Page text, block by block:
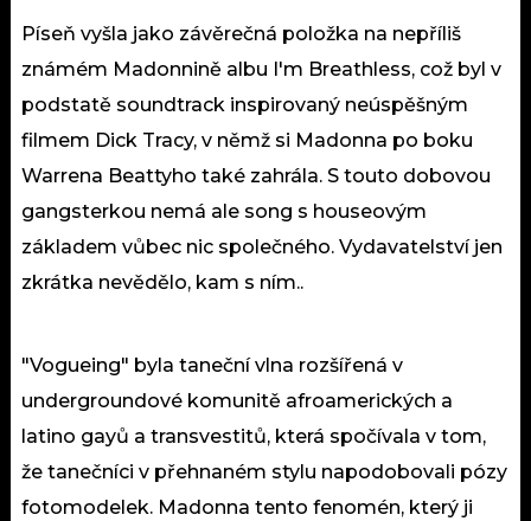
Píseň vyšla jako závěrečná položka na nepříliš
známém Madonnině albu I'm Breathless, což byl v
podstatě soundtrack inspirovaný neúspěšným
filmem Dick Tracy, v němž si Madonna po boku
Warrena Beattyho také zahrála. S touto dobovou
gangsterkou nemá ale song s houseovým
základem vůbec nic společného. Vydavatelství jen
zkrátka nevědělo, kam s ním..
"Vogueing" byla taneční vlna rozšířená v
undergroundové komunitě afroamerických a
latino gayů a transvestitů, která spočívala v tom,
že tanečníci v přehnaném stylu napodobovali pózy
fotomodelek. Madonna tento fenomén, který ji